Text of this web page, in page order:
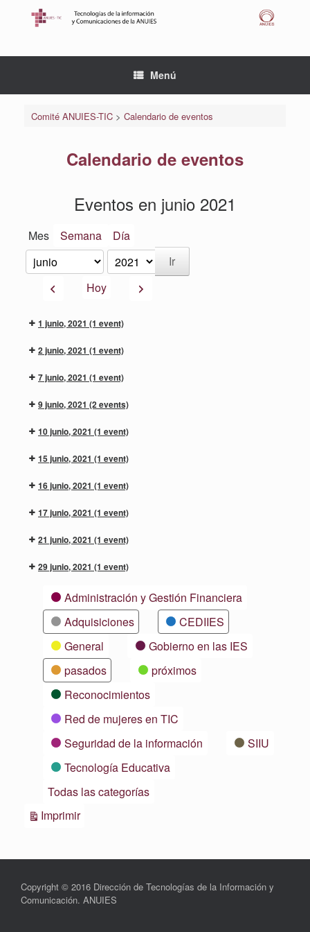
Menú
Comité ANUIES-TIC> Calendario de eventos
Calendario de eventos
Eventos en junio 2021
Mes Semana Día
Mes
Año
AnteriorHoy Siguiente
1 junio, 2021 (1 event)
2 junio, 2021 (1 event)
7 junio, 2021 (1 event)
9 junio, 2021 (2 events)
10 junio, 2021 (1 event)
15 junio, 2021 (1 event)
16 junio, 2021 (1 event)
17 junio, 2021 (1 event)
21 junio, 2021 (1 event)
29 junio, 2021 (1 event)
CategoríasAdministración y Gestión Financiera
Adquisiciones
CEDIIES
General
Gobierno en las IES
pasados
próximos
Reconocimientos
Red de mujeres en TIC
Seguridad de la información
SIIU
Tecnología Educativa
Todas las categorías
ImprimirVistas
Copyright © 2016 Dirección de Tecnologías de la Información y
Comunicación. ANUIES